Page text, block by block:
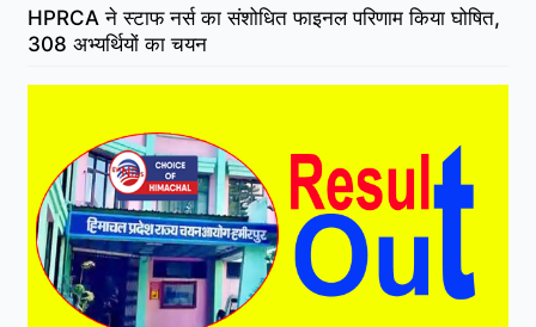
HPRCA ने स्टाफ नर्स का संशोधित फाइनल परिणाम किया घोषित,
308 अभ्यर्थियों का चयन